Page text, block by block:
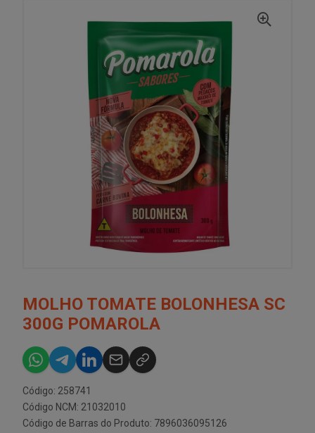
MOLHO TOMATE BOLONHESA SC
300G POMAROLA
Código: 258741
Código NCM: 21032010
Código de Barras do Produto: 7896036095126